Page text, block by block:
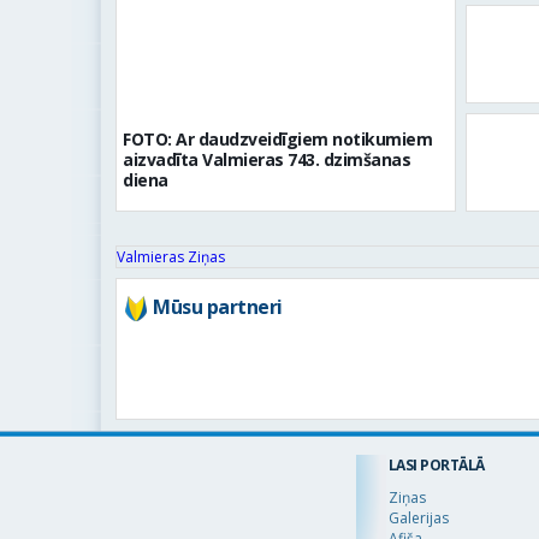
FOTO: Ar daudzveidīgiem notikumiem
aizvadīta Valmieras 743. dzimšanas
diena
Valmieras Ziņas
Mūsu partneri
LASI PORTĀLĀ
Ziņas
Galerijas